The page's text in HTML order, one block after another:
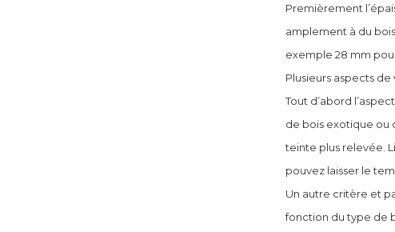
Premièrement
amplement à du
exemple 28 mm
Plusieurs aspects
Tout d’abord
de bois exotique ou
teinte plus relevée.
pouvez laisser le
Un autre critère et
fonction du type de